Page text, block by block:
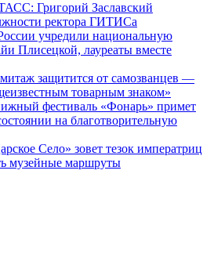
Григорий Заславский
ректора ГИТИСа
учредили национальную
Плисецкой, лауреаты вместе
защитится от самозванцев —
товарным знаком»
фестиваль «Фонарь» примет
на благотворительную
Село» зовет тезок императриц
музейные маршруты